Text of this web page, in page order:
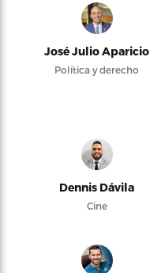
José Julio Aparicio
Política y derecho
Dennis Dávila
Cine